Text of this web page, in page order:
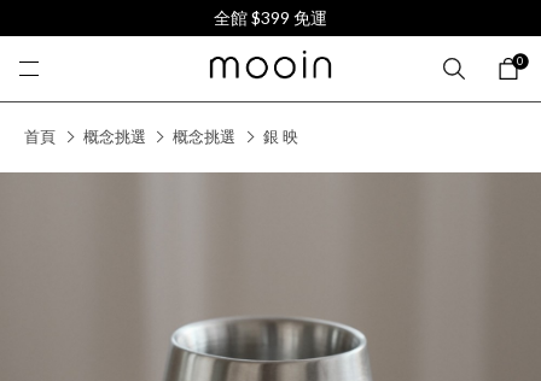
全館 $399 免運
0
首頁 概念挑選 概念挑選 銀 映